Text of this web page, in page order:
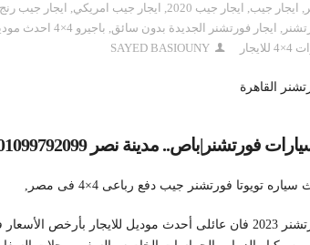
, ايجار جيب, ايجار جيب 2020 , ايجار جيب امريكي, ايجار جيب رنج
, ايجار فورتشنر الجديدة بدون سائق, باجيرو 4×4 احدث موديل للسياحة
SAYED BASIOUNY
القاهرة
فورتشنر|باص.. مدينة نصر 01099792099
تويوتا فورتشنر جيب دفع رباعى 4×4 فى مصر,
استأجر تويوتا فورتشنر 2023 فان عائلى أحدث موديل